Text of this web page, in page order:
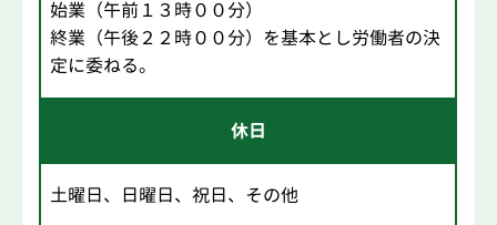
始業（午前１３時００分）
終業（午後２２時００分）を基本とし労働者の決
定に委ねる。
休日
土曜日、日曜日、祝日、その他